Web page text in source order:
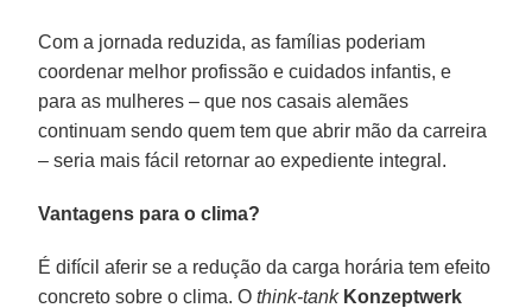
Com a jornada reduzida, as famílias poderiam
coordenar melhor profissão e cuidados infantis, e
para as mulheres – que nos casais alemães
continuam sendo quem tem que abrir mão da carreira
– seria mais fácil retornar ao expediente integral.
Vantagens para o clima?
É difícil aferir se a redução da carga horária tem efeito
concreto sobre o clima. Othink-tank Konzeptwerk